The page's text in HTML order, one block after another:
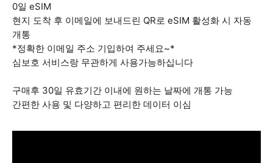
0일 eSIM
현지 도착 후 이메일에 보내드린 QR로 eSIM 활성화 시 자동
개통
*정확한 이메일 주소 기입하여 주세요~*
심보호 서비스랑 무관하게 사용가능하십니다
구매후 30일 유효기간 이내에 원하는 날짜에 개통 가능
간편한 사용 및 다양하고 편리한 데이터 이심